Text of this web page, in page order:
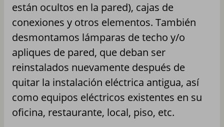
están ocultos en la pared), cajas de
conexiones y otros elementos. También
desmontamos lámparas de techo y/o
apliques de pared, que deban ser
reinstalados nuevamente después de
quitar la instalación eléctrica antigua, así
como equipos eléctricos existentes en su
oficina, restaurante, local, piso, etc.